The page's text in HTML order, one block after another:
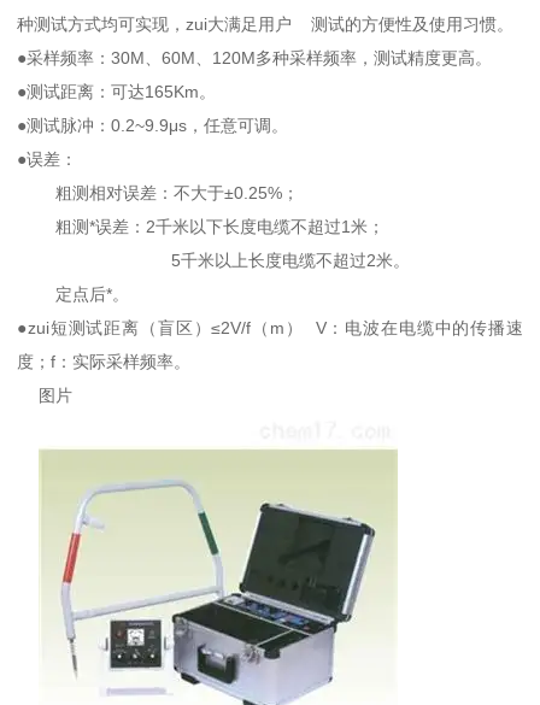
种测试方式均可实现，zui大满足用户 测试的方便性及使用习惯。
●采样频率：30M、60M、120M多种采样频率，测试精度更高。
●测试距离：可达165Km。
●测试脉冲：0.2~9.9μs，任意可调。
●误差：
粗测相对误差：不大于±0.25%；
粗测*误差：2千米以下长度电缆不超过1米；
5千米以上长度电缆不超过2米。
定点后*。
●zui短测试距离（盲区）≤2V/f（m） V：电波在电缆中的传播速
度；f：实际采样频率。
图片